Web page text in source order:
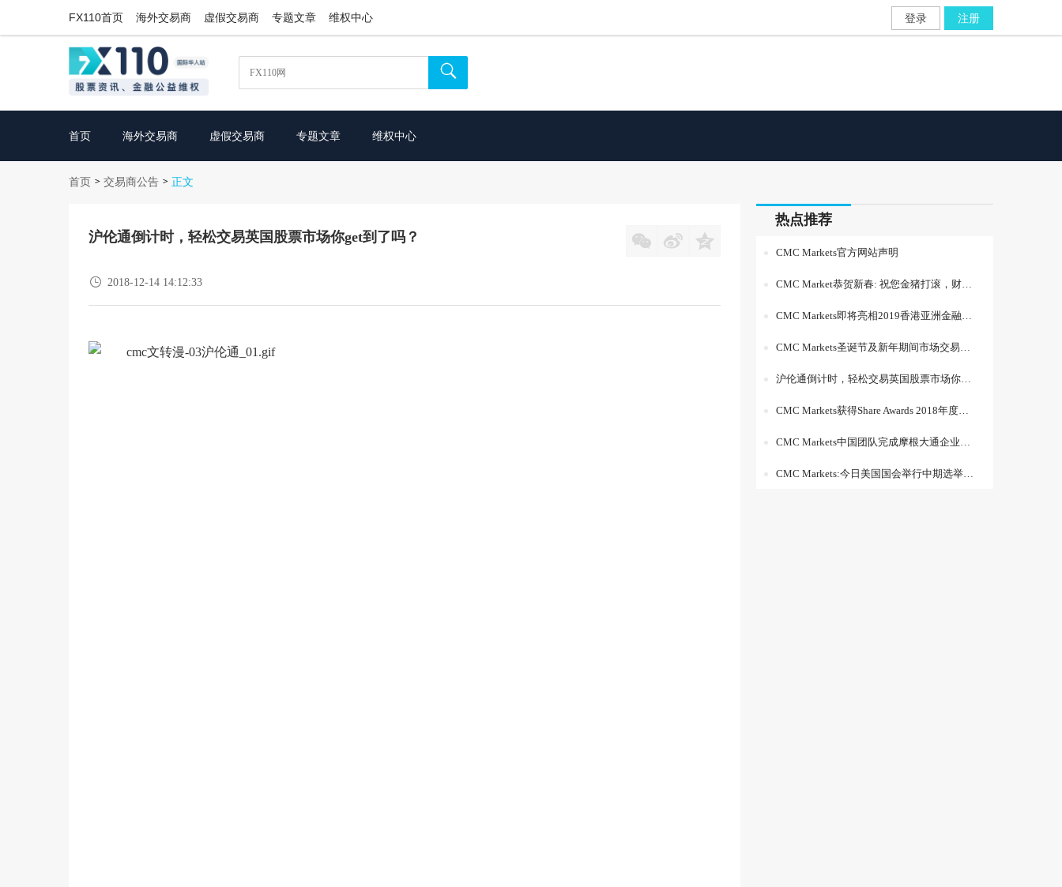
FX110首页 海外交易商 虚假交易商 专题文章 维权中心 登录 注册

首页 海外交易商 虚假交易商 专题文章 维权中心
首页 > 交易商公告 > 正文
沪伦通倒计时，轻松交易英国股票市场你get到了吗？   
 2018-12-14 14:12:33
热点推荐
CMC Markets官方网站声明
CMC Market恭贺新春: 祝您金猪打滚，财源滚滚
CMC Markets即将亮相2019香港亚洲金融博览会
CMC Markets圣诞节及新年期间市场交易时间变更
沪伦通倒计时，轻松交易英国股票市场你get到了吗？
CMC Markets获得Share Awards 2018年度双冠奖项
CMC Markets中国团队完成摩根大通企业竞跑赛上海站
CMC Markets:今日美国国会举行中期选举 ,结果将影响如何？